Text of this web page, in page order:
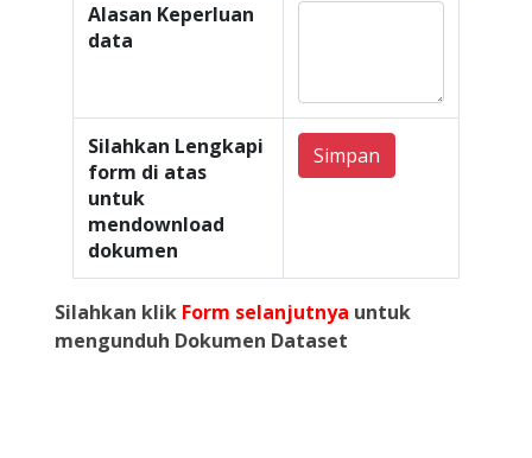
Alasan Keperluan
data
Silahkan Lengkapi
form di atas
untuk
mendownload
dokumen
Simpan
Silahkan klik Form selanjutnya untuk
mengunduh Dokumen Dataset